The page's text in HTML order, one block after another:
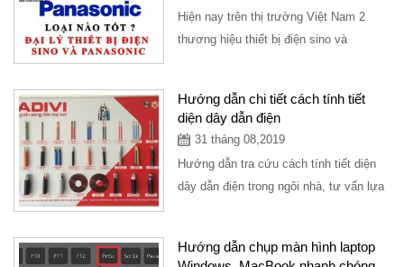
Hiện nay trên thị trường Việt Nam 2
thương hiệu thiết bị điện sino và
Hướng dẫn chi tiết cách tính tiết
diện dây dẫn điện
31 tháng 08,2019
Hướng dẫn tra cứu cách tính tiết diện
dây dẫn điện trong ngôi nhà, tư vấn lựa
Hướng dẫn chụp màn hình laptop